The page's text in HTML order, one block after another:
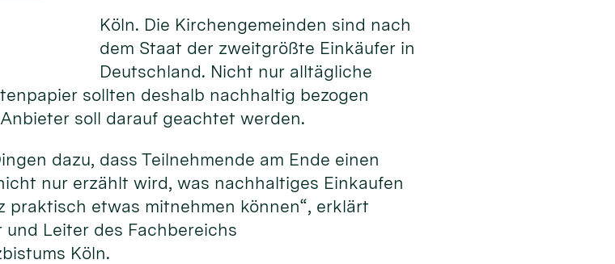
Köln. Die Kirchengemeinden sind nach
dem Staat der zweitgrößte Einkäufer in
Deutschland. Nicht nur alltägliche
sollten deshalb nachhaltig bezogen
soll darauf geachtet werden.
dazu, dass Teilnehmende am Ende einen
nur erzählt wird, was nachhaltiges Einkaufen
praktisch etwas mitnehmen können“, erklärt
Leiter des Fachbereichs
Köln.